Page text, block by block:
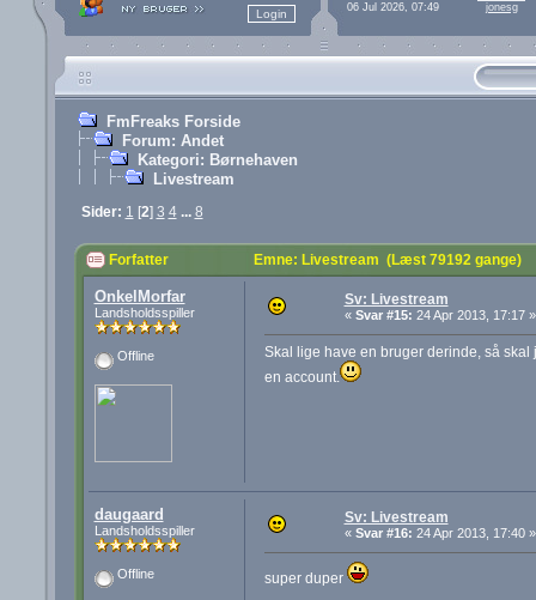
06 Jul 2026, 07:49
jonesg
FmFreaks Forside
Forum: Andet
Kategori: Børnehaven
Livestream
Sider: 1 [2] 3 4 ... 8
Forfatter Emne: Livestream (Læst 79192 gange)
OnkelMorfar
Landsholdsspiller
Offline
Sv: Livestream
« Svar #15: 24 Apr 2013, 17:17 »
Skal lige have en bruger derinde, så
en account.
daugaard
Landsholdsspiller
Offline
Sv: Livestream
« Svar #16: 24 Apr 2013, 17:40 »
super duper